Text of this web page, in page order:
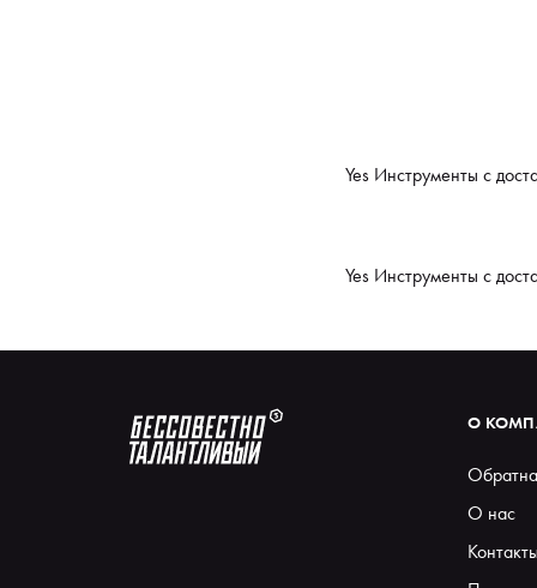
Yes Инструменты с
Yes Инструменты с
О
О нас